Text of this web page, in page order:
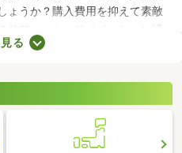
ょうか？購入費用を抑えて素敵
リフォーム・リノベーション済
年数が古くても新しい設備が整
る